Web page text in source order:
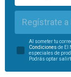
Regístrate a
Al someter tu
Condiciones de El
especiales de
Podrás optar